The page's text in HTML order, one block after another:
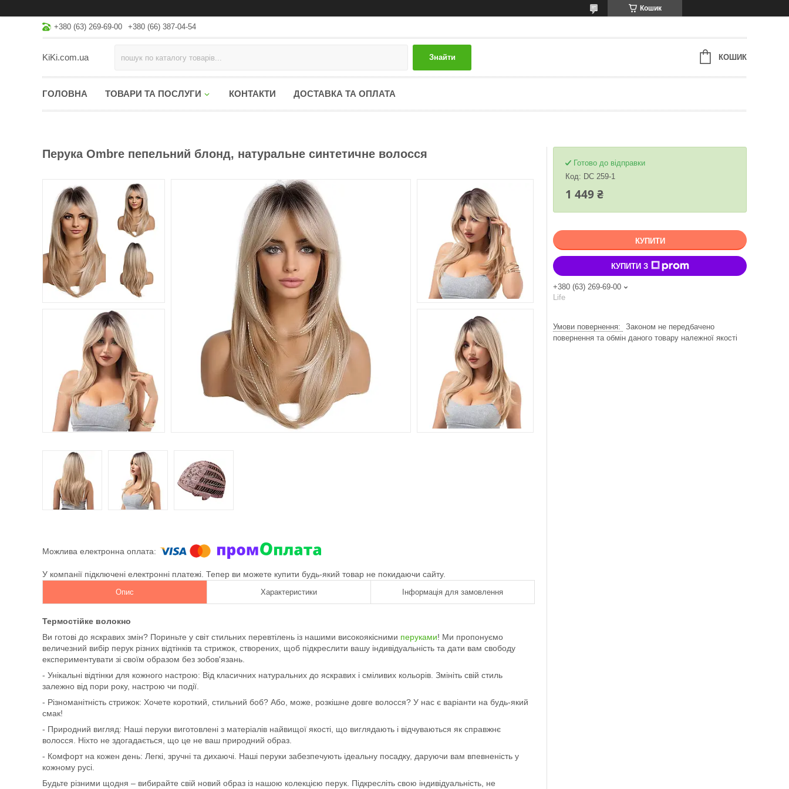
Кошик
+380 (63) 269-69-00 +380 (66) 387-04-54
KiKi.com.ua Знайти КОШИК
ГОЛОВНА ТОВАРИ ТА ПОСЛУГИ КОНТАКТИ ДОСТАВКА ТА ОПЛАТА
Перука Ombre пепельний блонд, натуральне синтетичне волосся
У компанії підключені електронні платежі. Тепер ви можете купити будь-який товар не покидаючи сайту.
Опис Характеристики Інформація для замовлення
Термостійке волокно
Ви готові до яскравих змін? Пориньте у світ стильних перевтілень із нашими високоякісними перуками! Ми пропонуємо
величезний вибір перук різних відтінків та стрижок, створених, щоб підкреслити вашу індивідуальність та дати вам свободу
експериментувати зі своїм образом без зобов'язань.
- Унікальні відтінки для кожного настрою: Від класичних натуральних до яскравих і сміливих кольорів. Змініть свій стиль
залежно від пори року, настрою чи події.
- Різноманітність стрижок: Хочете короткий, стильний боб? Або, може, розкішне довге волосся? У нас є варіанти на будь-який
смак!
- Природний вигляд: Наші перуки виготовлені з матеріалів найвищої якості, що виглядають і відчуваються як справжнє
волосся. Ніхто не здогадається, що це не ваш природний образ.
- Комфорт на кожен день: Легкі, зручні та дихаючі. Наші перуки забезпечують ідеальну посадку, даруючи вам впевненість у
кожному русі.
Будьте різними щодня – вибирайте свій новий образ із нашою колекцією перук. Підкресліть свою індивідуальність, не
Готово до відправки
Код: DC 259-1
1 449 ₴
КУПИТИ
КУПИТИ З
+380 (63) 269-69-00
Life
Законом не передбачено
повернення та обмін даного товару належної якості